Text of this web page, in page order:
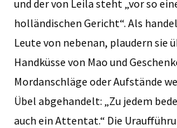
und der von Leila steht „vor so
holländischen Gericht“. Als
Leute von nebenan, plaudern sie
Handküsse von Mao und
Mordanschläge oder Aufstände
Übel abgehandelt: „Zu jedem
auch ein Attentat.“ Die